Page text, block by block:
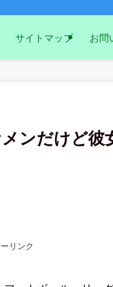
サイトマップ お問
ンだけど彼
リンク